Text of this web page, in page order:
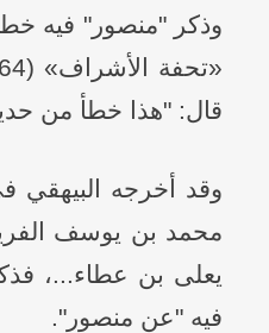
وذكر "منصور" فيه
قال: "هذا خطأ من
وقد أخرجه
محمد بن يوسف
يعلى بن عطاء...،
فيه "عن منصور".